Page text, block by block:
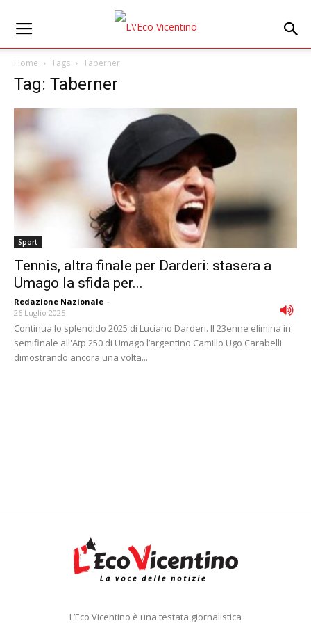
Home Tags Taberner
Tag: Taberner
Sport
Tennis, altra finale per Darderi: stasera a
Umago la sfida per...
Redazione Nazionale -
26 Luglio 2025
Continua lo splendido 2025 di Luciano Darderi. Il 23enne elimina in
semifinale all'Atp 250 di Umago l’argentino Camillo Ugo Carabelli
dimostrando ancora una volta...
L’Eco Vicentino è una testata giornalistica